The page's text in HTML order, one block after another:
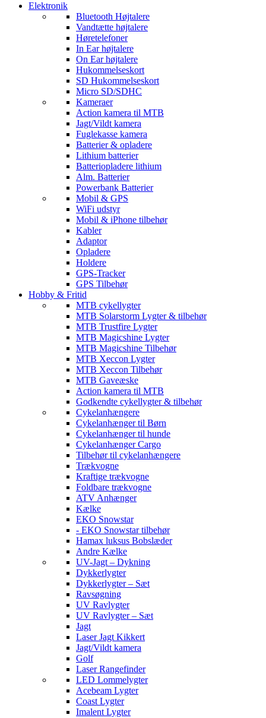
Elektronik
Bluetooth Højtalere
Vandtætte højtalere
Høretelefoner
In Ear højtalere
On Ear højtalere
Hukommelseskort
SD Hukommelseskort
Micro SD/SDHC
Kameraer
Action kamera til MTB
Jagt/Vildt kamera
Fuglekasse kamera
Batterier & opladere
Lithium batterier
Batteriopladere lithium
Alm. Batterier
Powerbank Batterier
Mobil & GPS
WiFi udstyr
Mobil & iPhone tilbehør
Kabler
Adaptor
Opladere
Holdere
GPS-Tracker
GPS Tilbehør
Hobby & Fritid
MTB cykellygter
MTB Solarstorm Lygter & tilbehør
MTB Trustfire Lygter
MTB Magicshine Lygter
MTB Magicshine Tilbehør
MTB Xeccon Lygter
MTB Xeccon Tilbehør
MTB Gaveæske
Action kamera til MTB
Godkendte cykellygter & tilbehør
Cykelanhængere
Cykelanhænger til Børn
Cykelanhænger til hunde
Cykelanhænger Cargo
Tilbehør til cykelanhængere
Trækvogne
Kraftige trækvogne
Foldbare trækvogne
ATV Anhænger
Kælke
EKO Snowstar
- EKO Snowstar tilbehør
Hamax luksus Bobslæder
Andre Kælke
UV-Jagt – Dykning
Dykkerlygter
Dykkerlygter – Sæt
Ravsøgning
UV Ravlygter
UV Ravlygter – Sæt
Jagt
Laser Jagt Kikkert
Jagt/Vildt kamera
Golf
Laser Rangefinder
LED Lommelygter
Acebeam Lygter
Coast Lygter
Imalent Lygter